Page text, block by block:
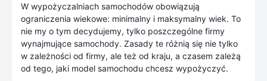
W wypożyczalniach samochodów obowiązują
ograniczenia wiekowe: minimalny i maksymalny wiek. To
nie my o tym decydujemy, tylko poszczególne firmy
wynajmujące samochody. Zasady te różnią się nie tylko
w zależności od firmy, ale też od kraju, a czasem zależą
od tego, jaki model samochodu chcesz wypożyczyć.